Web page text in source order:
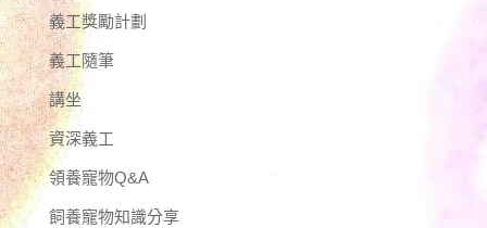
義工獎勵計劃
義工隨筆
講坐
資深義工
領養寵物Q&A
飼養寵物知識分享